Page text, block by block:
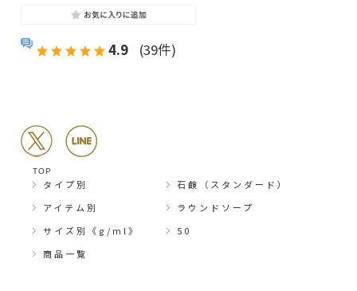
4.9 (39件)
TOP
タイプ別
石鹸（スタンダード）
アイテム別
ラウンドソープ
サイズ別《g/ml》
50
商品一覧